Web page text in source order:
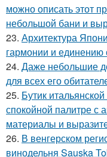
можно описать этот
небольшой бани и
23. Архитектура
гармонии и единению
24. Даже небольшие
для всех его
25. Бутик
спокойной палитре с
материалы и
26. В венгерском
винодельня Sauska